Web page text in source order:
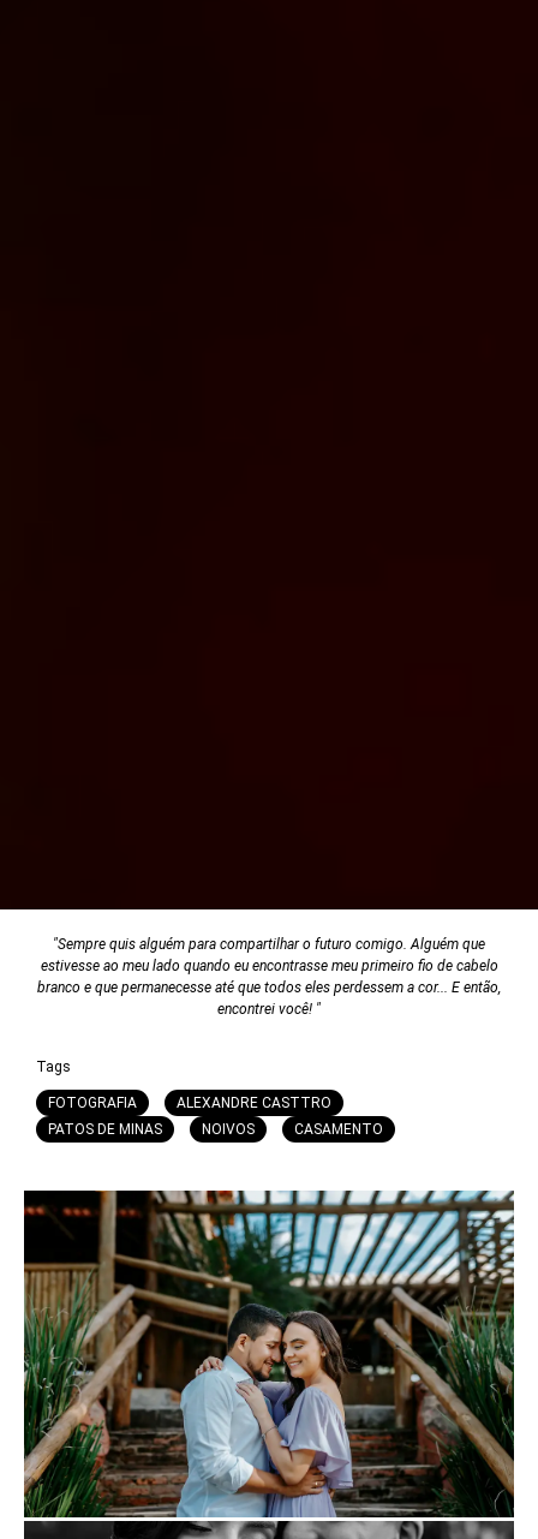
"Sempre quis alguém para compartilhar o futuro comigo. Alguém que
estivesse ao meu lado quando eu encontrasse meu primeiro fio de cabelo
branco e que permanecesse até que todos eles perdessem a cor... E então,
encontrei você! "
Tags
FOTOGRAFIA
ALEXANDRE CASTTRO
PATOS DE MINAS
NOIVOS CASAMENTO